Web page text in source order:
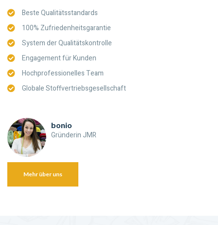
Beste Qualitätsstandards
100% Zufriedenheitsgarantie
System der Qualitätskontrolle
Engagement für Kunden
Hochprofessionelles Team
Globale Stoffvertriebsgesellschaft
bonio
Gründerin JMR
Mehr über uns